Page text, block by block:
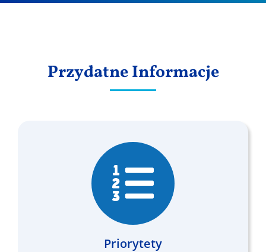
Przydatne Informacje
Priorytety